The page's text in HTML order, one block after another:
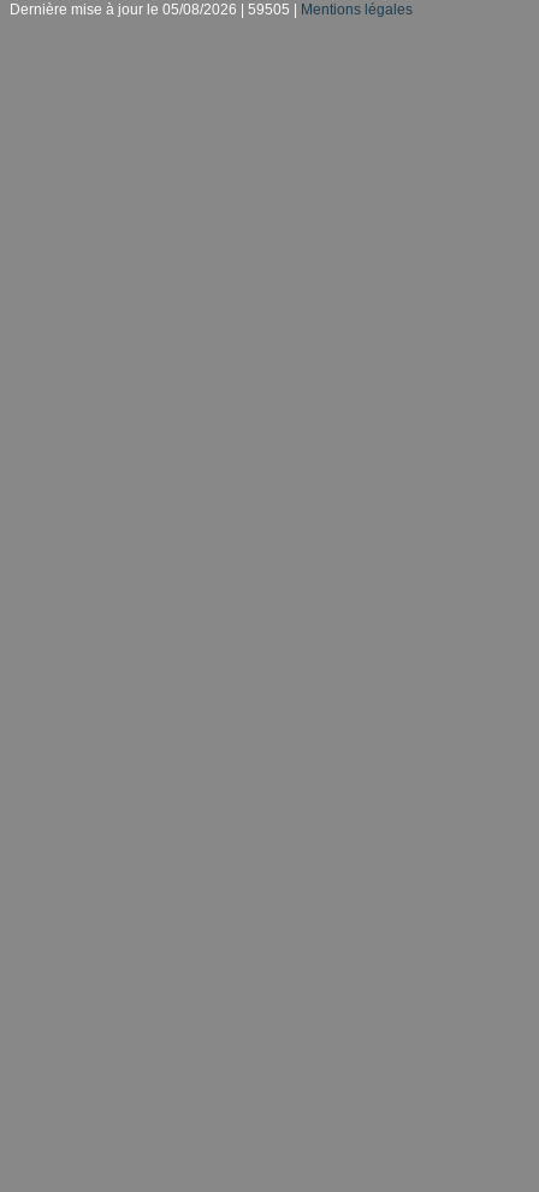
Dernière mise à jour le 05/08/2026 | 59505 | Mentions légales